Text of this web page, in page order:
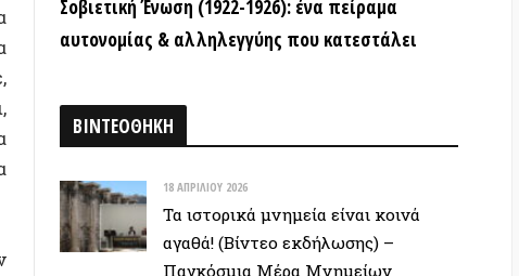
ΒΙΝΤΕΟ από την εκδήλωση: «Τόποι
όπου η εξέγερση δεν έμεινε ουτοπία:
12 ΦΕΒΡΟΥΑΡΊΟΥ 2026
ΒΙΝΤΕΟ: Συνέντευξη Τύπου για την
Λ. Αλεξάνδρας – Αλληλεγγύη στον
απεργό πείνας